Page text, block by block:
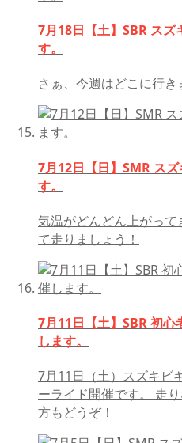
7月18日【土】SBR スズ
す。
さぁ、今週はどこに行き
7月12日【日】SMR ス
す。
気温がどんどん上がっ
て走りましょう！
7月11日【土】SBR 初
します。
7月11日（土）スズキビ
ーライド開催です。 走
方もどうぞ！